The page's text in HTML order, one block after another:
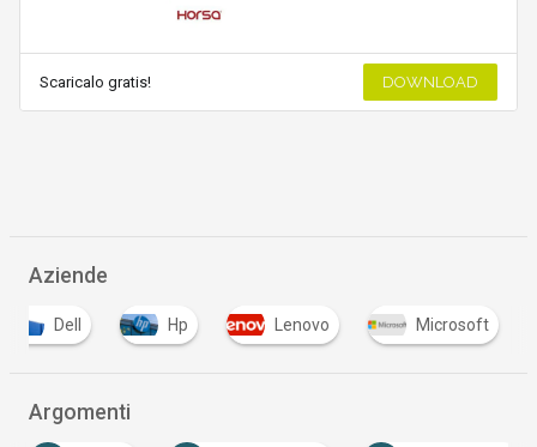
Scaricalo gratis! DOWNLOAD
Aziende
Dell Hp Lenovo Microsoft
Argomenti